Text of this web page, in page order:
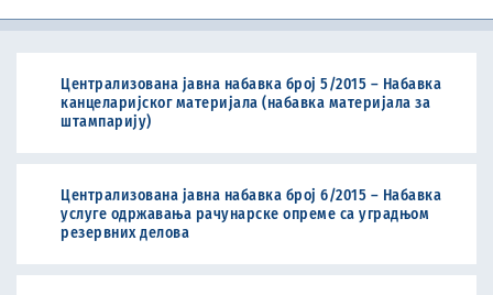
Централизована јавна набавка број 5/2015 – Набавка
канцеларијског материјала (набавка материјала за
штампарију)
Централизована јавна набавка број 6/2015 – Набавка
услуге одржавања рачунарске опреме са уградњом
резервних делова